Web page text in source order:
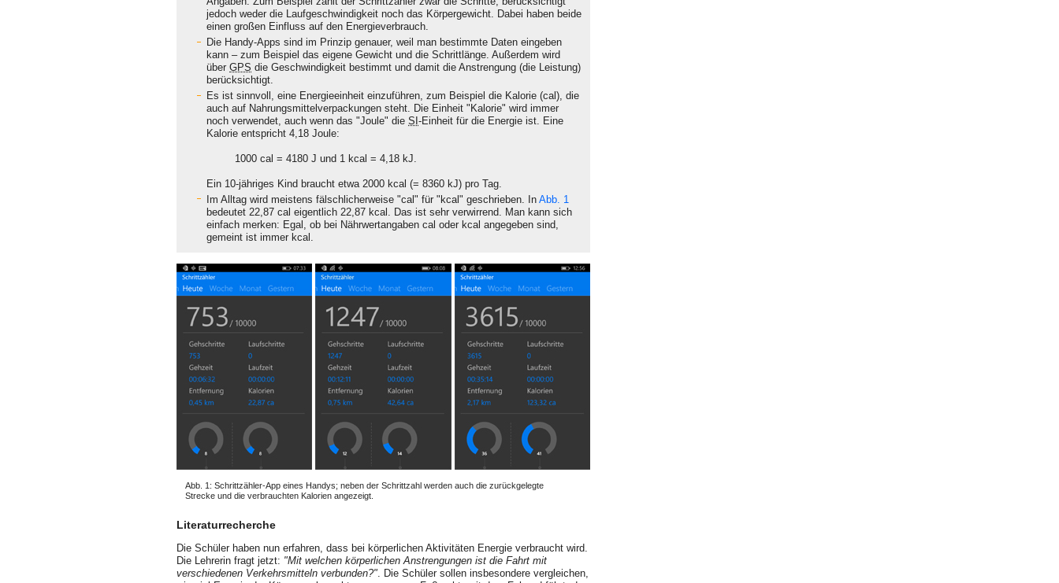
jedoch weder die Laufgeschwindigkeit noch das Körpergewicht. Dabei haben beide
einen großen Einfluss auf den Ener­gieverbrauch.
Die Handy-Apps sind im Prinzip genauer, weil man bestimmte Da­ten eingeben
kann – zum Beispiel das eigene Gewicht und die Schritt­länge. Außerdem wird
überGPS die Geschwindigkeit bestimmt und damit die Anstrengung (die Leistung)
berücksichtigt.
Es ist sinnvoll, eine Energieeinheit einzuführen, zum Beispiel die Kalorie (cal), die
auch auf Nahrungsmittelverpackungen steht. Die Einheit "Ka­lorie" wird immer
noch verwendet, auch wenn das "Joule" dieSI-Ein­heit für die Energie ist. Eine
Kalorie entspricht 4,18 Joule:
1000 cal = 4180 J und 1 kcal = 4,18 kJ.
Ein 10-jähriges Kind braucht etwa 2000 kcal (= 8360 kJ) pro Tag.
Im Alltag wird meistens fälschlicherweise "cal" für "kcal" geschrieben. InAbb. 1
bedeutet 22,87 cal eigentlich 22,87 kcal. Das ist sehr verwir­rend. Man kann sich
einfach merken: Egal, ob bei Nährwertangaben cal oder kcal angegeben sind,
gemeint ist immer kcal.
Abb. 1: Schrittzähler-App eines Handys; neben der Schrittzahl werden auch die zurück­gelegte
Strecke und die verbrauchten Kalorien angezeigt.
Literaturrecherche
Die Schüler haben nun erfahren, dass bei körperlichen Aktivitäten Energie ver­braucht wird.
Die Lehrerin fragt jetzt: "Mit welchen körperlichen Anstrengun­gen ist die Fahrt mit
verschiedenen Verkehrsmitteln verbunden?" . Die Schüler sol­len insbesondere vergleichen,